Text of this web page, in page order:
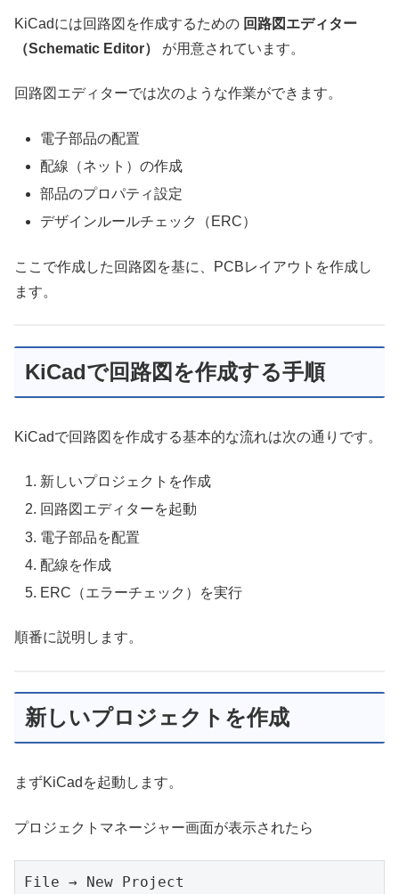
KiCadには回路図を作成するための 回路図エディター
（Schematic Editor）
が用意されています。
回路図エディターでは次のような作業ができます。
電子部品の配置
配線（ネット）の作成
部品のプロパティ設定
デザインルールチェック（ERC）
ここで作成した回路図を基に、PCBレイアウトを作成し
ます。
KiCadで回路図を作成する手順
KiCadで回路図を作成する基本的な流れは次の通りです。
新しいプロジェクトを作成
回路図エディターを起動
電子部品を配置
配線を作成
ERC（エラーチェック）を実行
順番に説明します。
新しいプロジェクトを作成
まずKiCadを起動します。
プロジェクトマネージャー画面が表示されたら
File → New Project